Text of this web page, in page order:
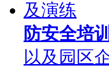
防安全培
以及园区